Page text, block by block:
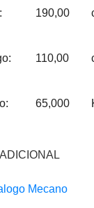
190,00
110,00
65,000
Mecano